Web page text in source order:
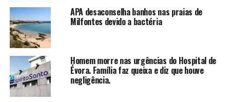
APA desaconselha banhos nas praias de
Milfontes devido a bactéria
Homem morre nas urgências do Hospital de
Évora. Família faz queixa e diz que houve
negligência.